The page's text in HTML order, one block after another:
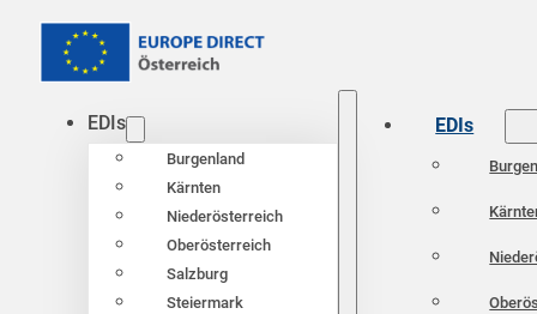
EDIs
Burgenland
Kärnten
Niederösterreich
Oberösterreich
Salzburg
Steiermark
EDIs